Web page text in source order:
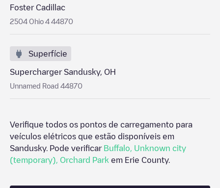
Foster Cadillac
2504 Ohio 4 44870
Superfície
Supercharger Sandusky, OH
Unnamed Road 44870
Verifique todos os pontos de carregamento para
veículos elétricos que estão disponíveis em
Sandusky. Pode verificar Buffalo
Unknown city
(temporary)
Orchard Park em Erie County.